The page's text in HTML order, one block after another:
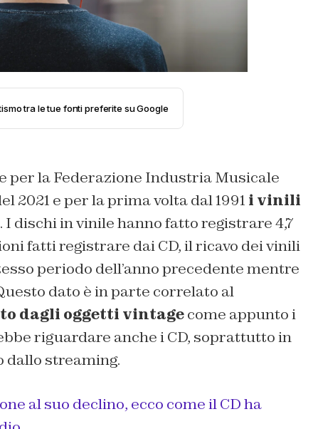
tra le tue fonti preferite su Google
per la Federazione Industria Musicale
2021 e per la prima volta dal 1991 i vinili
. I dischi in vinile hanno fatto registrare 4,7
fatti registrare dai CD, il ricavo dei vinili
periodo dell’anno precedente mentre
dato è in parte correlato al
dagli oggetti vintagecome appunto i
riguardare anche i CD, soprattutto in
dallo streaming.
al suo declino, ecco come il CD ha